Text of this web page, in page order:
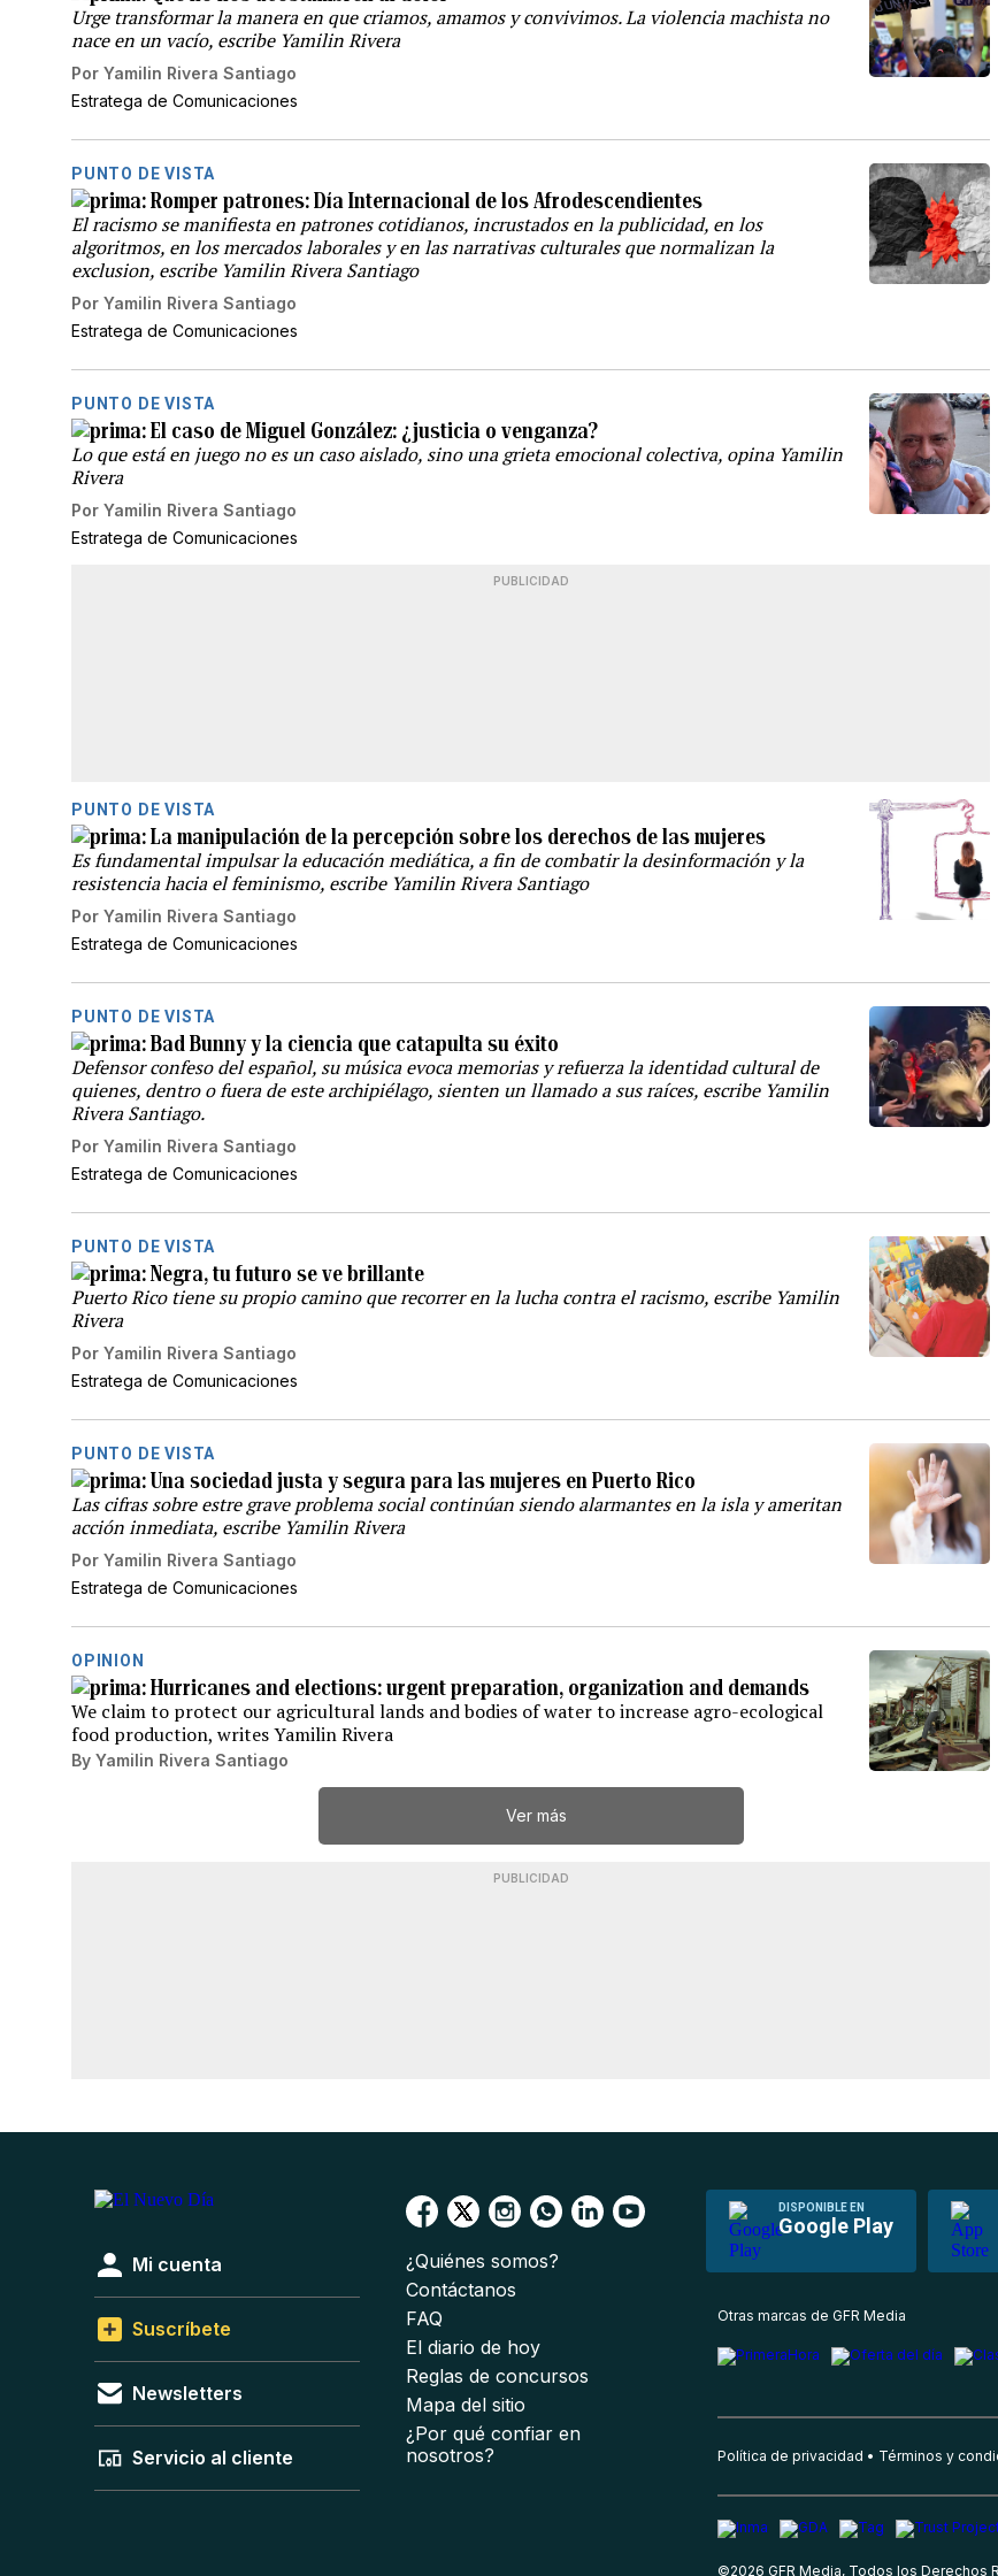
Urge transformar la manera en que criamos, amamos y convivimos. La violencia machista no
nace en un vacío, escribe Yamilin Rivera
Por Yamilin Rivera Santiago
Estratega de Comunicaciones
PUNTO DE VISTA
Romper patrones: Día Internacional de los Afrodescendientes
El racismo se manifiesta en patrones cotidianos, incrustados en la publicidad, en los
algoritmos, en los mercados laborales y en las narrativas culturales que normalizan la
exclusion, escribe Yamilin Rivera Santiago
Por Yamilin Rivera Santiago
Estratega de Comunicaciones
PUNTO DE VISTA
El caso de Miguel González: ¿justicia o venganza?
Lo que está en juego no es un caso aislado, sino una grieta emocional colectiva, opina Yamilin
Rivera
Por Yamilin Rivera Santiago
Estratega de Comunicaciones
PUBLICIDAD
PUNTO DE VISTA
La manipulación de la percepción sobre los derechos de las mujeres
Es fundamental impulsar la educación mediática, a fin de combatir la desinformación y la
resistencia hacia el feminismo, escribe Yamilin Rivera Santiago
Por Yamilin Rivera Santiago
Estratega de Comunicaciones
PUNTO DE VISTA
Bad Bunny y la ciencia que catapulta su éxito
Defensor confeso del español, su música evoca memorias y refuerza la identidad cultural de
quienes, dentro o fuera de este archipiélago, sienten un llamado a sus raíces, escribe Yamilin
Rivera Santiago.
Por Yamilin Rivera Santiago
Estratega de Comunicaciones
PUNTO DE VISTA
Negra, tu futuro se ve brillante
Puerto Rico tiene su propio camino que recorrer en la lucha contra el racismo, escribe Yamilin
Rivera
Por Yamilin Rivera Santiago
Estratega de Comunicaciones
PUNTO DE VISTA
Una sociedad justa y segura para las mujeres en Puerto Rico
Las cifras sobre estre grave problema social continúan siendo alarmantes en la isla y ameritan
acción inmediata, escribe Yamilin Rivera
Por Yamilin Rivera Santiago
Estratega de Comunicaciones
OPINION
Hurricanes and elections: urgent preparation, organization and demands
We claim to protect our agricultural lands and bodies of water to increase agro-ecological
food production, writes Yamilin Rivera
By Yamilin Rivera Santiago
Ver más
PUBLICIDAD
DISPONIBLE EN
Google Play
Mi cuenta
Suscríbete
Newsletters
Servicio al cliente
¿Quiénes somos?
Contáctanos
FAQ
El diario de hoy
Reglas de concursos
Mapa del sitio
¿Por qué confiar en
nosotros?
Otras marcas de GFR Media
Política de privacidad Términos y
©2026 GFR Media, Todos los Derechos